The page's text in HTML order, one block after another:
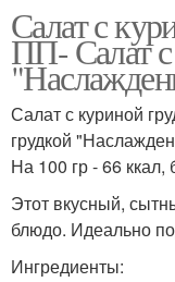
Салат с
ПП- Салат
Салат с куриной
грудкой
На 100 гр - 66
Этот вкусный,
блюдо. Идеально
Ингредиенты: